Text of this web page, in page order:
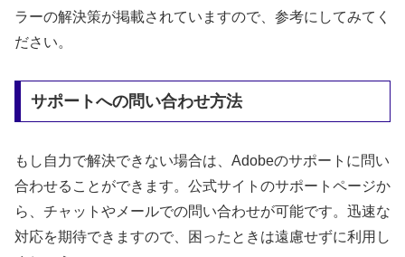
ラーの解決策が掲載されていますので、参考にしてみてく
ださい。
サポートへの問い合わせ方法
もし自力で解決できない場合は、Adobeのサポートに問い
合わせることができます。公式サイトのサポートページか
ら、チャットやメールでの問い合わせが可能です。迅速な
対応を期待できますので、困ったときは遠慮せずに利用し